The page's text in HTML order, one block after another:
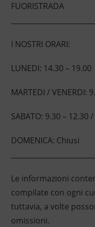
FUORISTRADA
I NOSTRI ORARI:
LUNEDI: 14.30 – 19.00
MARTEDI / VENERDI:
SABATO: 9.30 – 12.30
DOMENICA: Chiusi
Le informazioni
compilate con ogni
tuttavia, a volte
omissioni.